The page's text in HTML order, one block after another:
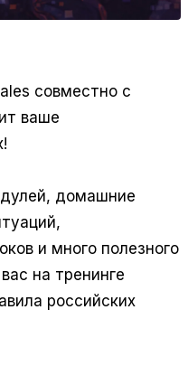
совместно с
ваше
домашние
и много полезного
на тренинге
российских